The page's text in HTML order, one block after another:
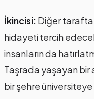
İkincisi: Diğer
hidayeti tercih
insanların da
Taşrada yaşayan bir
bir şehre